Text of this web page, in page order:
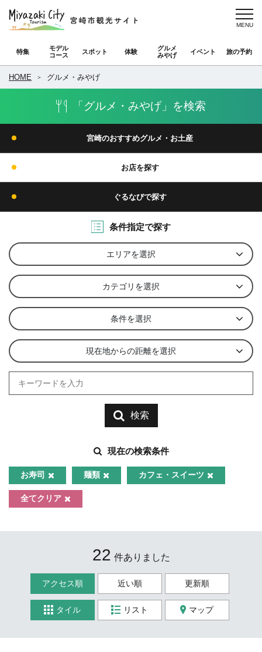
特集
モデル
コース
スポット 体験
グルメ
みやげ
イベント 旅の予約
HOME グルメ・みやげ
「グルメ・みやげ」を検索
宮崎のおすすめグルメ・お土産
お店を探す
ぐるなびで探す
条件指定で探す
エリアを選択
カテゴリを選択
条件を選択
現在地からの距離を選択
検索
現在の検索条件
お寿司 麺類 カフェ・スイーツ
全てクリア
22 件ありました
アクセス順 近い順 更新順
タイル リスト マップ